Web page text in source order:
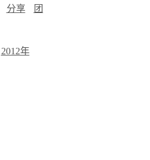
分享
团
2012年